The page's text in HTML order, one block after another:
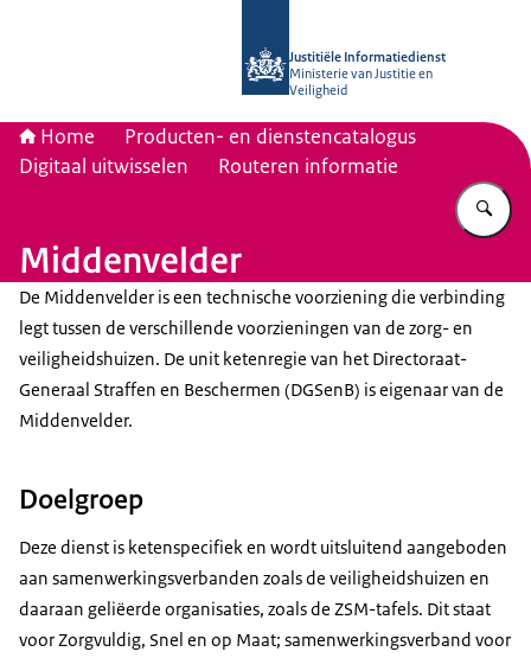
Justitiële Informatiedienst
Ministerie van Justitie en
Veiligheid
Home
Producten- en dienstencatalogus
Digitaal uitwisselen
Routeren informatie
Middenvelder
De Middenvelder is een technische voorziening die verbinding
legt tussen de verschillende voorzieningen van de zorg- en
veiligheidshuizen. De unit ketenregie van het Directoraat-
Generaal Straffen en Beschermen (DGSenB) is eigenaar van de
Middenvelder.
Doelgroep
Deze dienst is ketenspecifiek en wordt uitsluitend aangeboden
aan samenwerkingsverbanden zoals de veiligheidshuizen en
daaraan geliëerde organisaties, zoals de ZSM-tafels. Dit staat
voor Zorgvuldig, Snel en op Maat; samenwerkingsverband voor